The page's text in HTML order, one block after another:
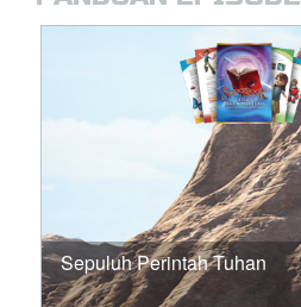
Sepuluh Perintah Tuhan